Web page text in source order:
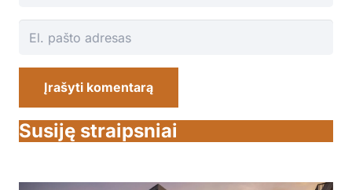
Įrašyti komentarą
Susiję straipsniai